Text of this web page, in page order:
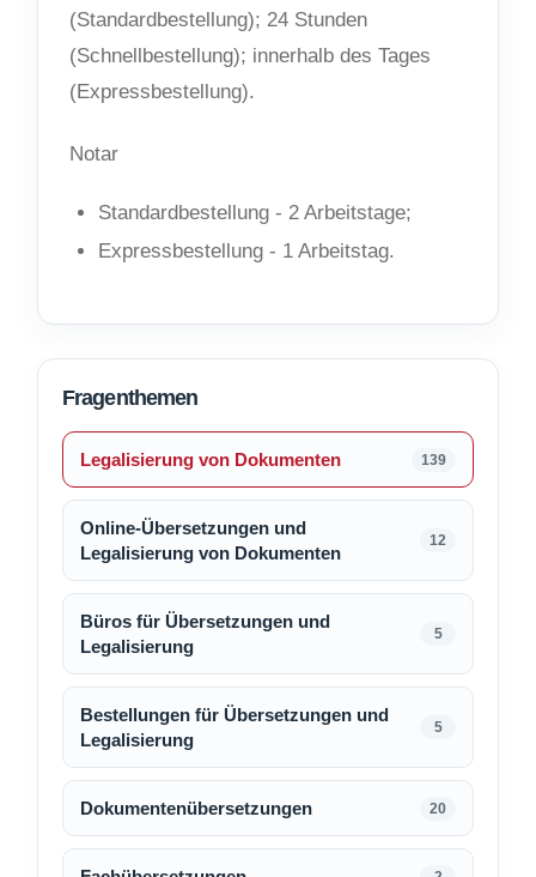
(Standardbestellung); 24 Stunden
(Schnellbestellung); innerhalb des Tages
(Expressbestellung).
Notar
Standardbestellung - 2 Arbeitstage;
Expressbestellung - 1 Arbeitstag.
Fragenthemen
Legalisierung von Dokumenten 139
Online-Übersetzungen und
Legalisierung von Dokumenten
12
Büros für Übersetzungen und
Legalisierung
5
Bestellungen für Übersetzungen und
Legalisierung
5
Dokumentenübersetzungen 20